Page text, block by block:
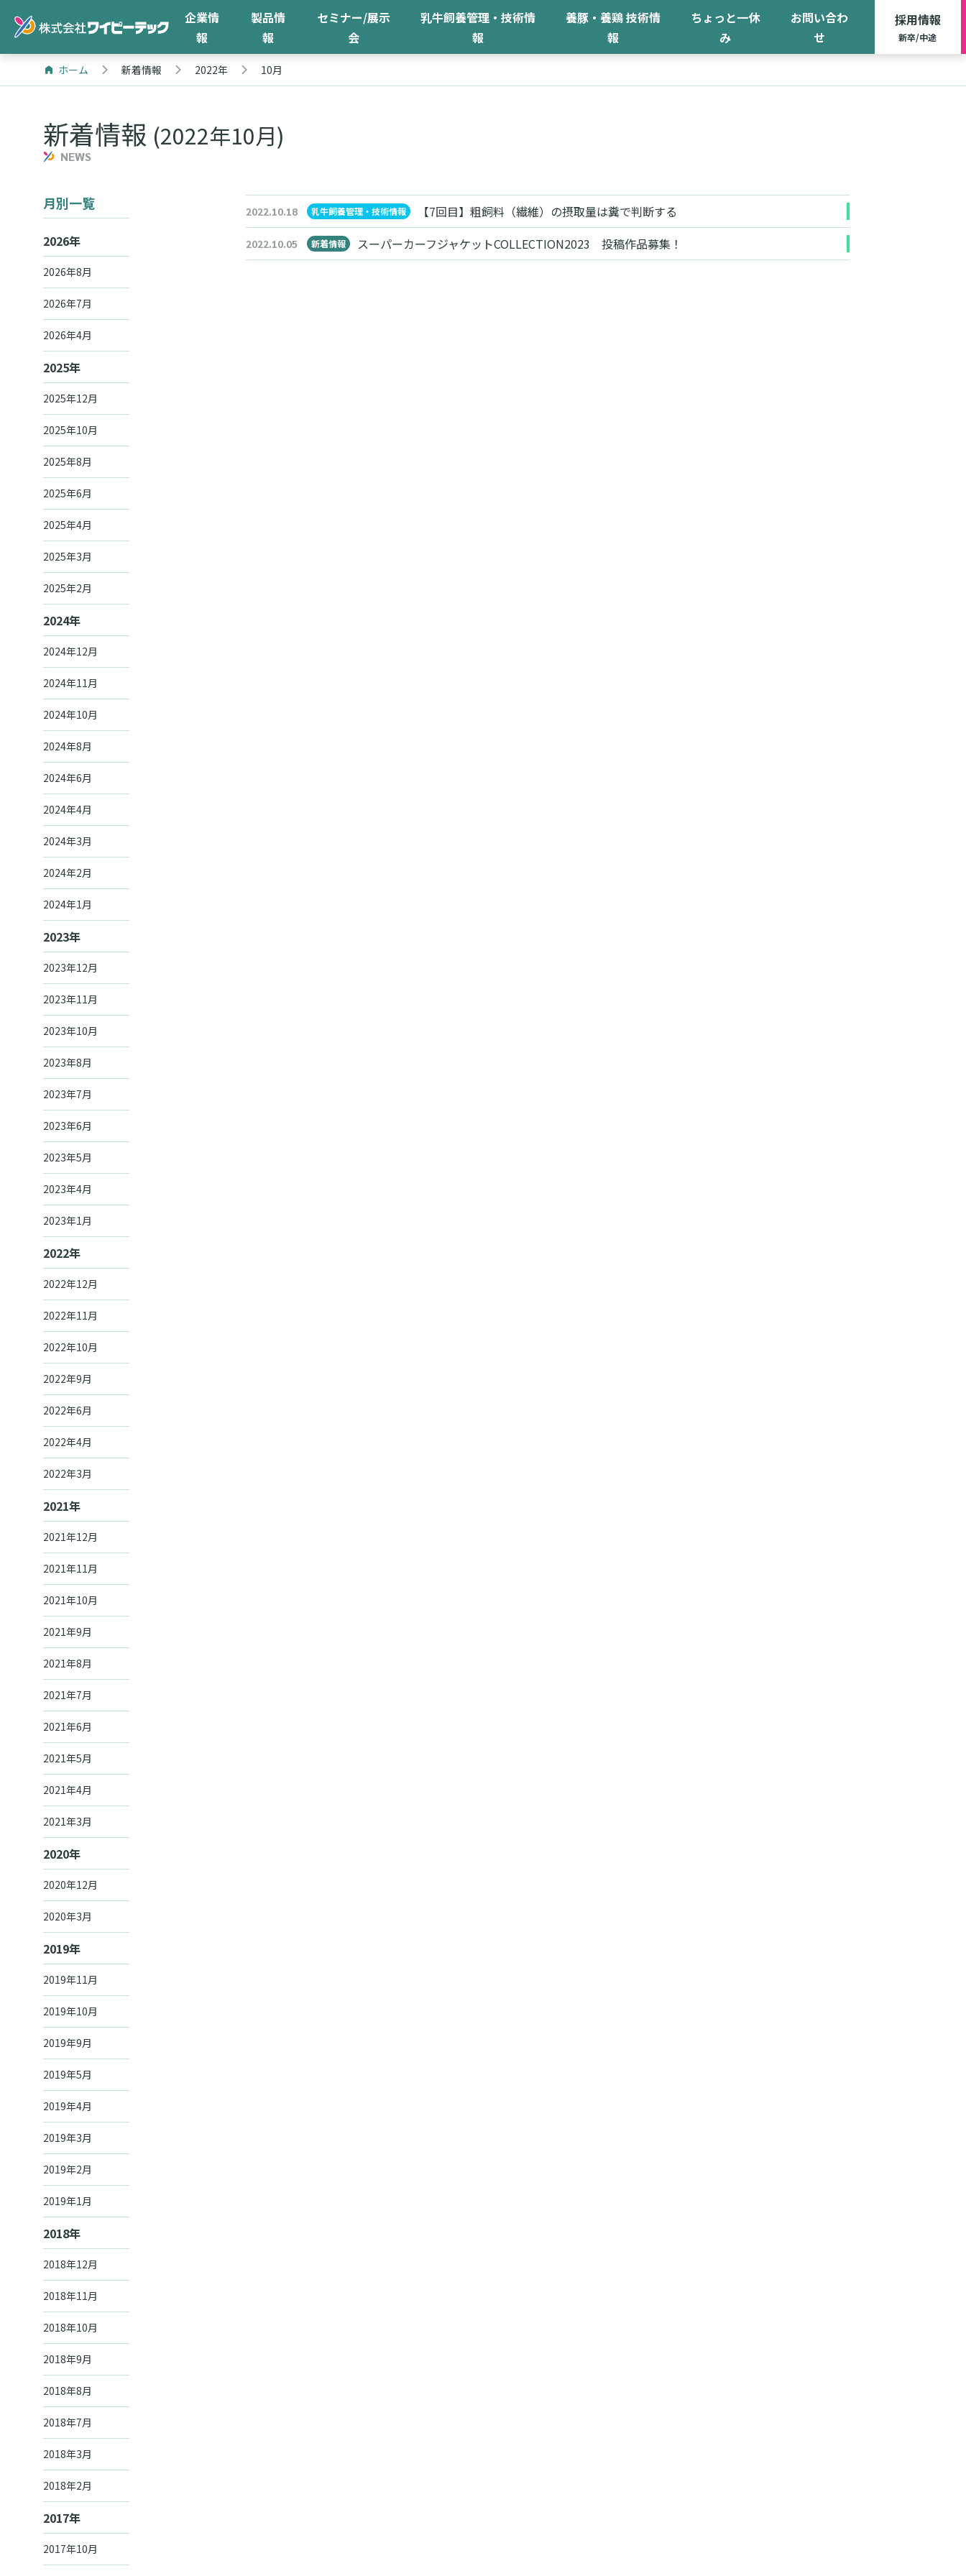
企業情
報
製品情
報
セミナー/展示
会
乳牛飼養管理・技術情
報
養豚・養鶏 技術情
報
ちょっと一休
み
お問い合わ
せ
採用情報
新卒/中途
ホーム 新着情報 2022年 10月
新着情報 (2022年10月)
NEWS
2022.10.18 乳牛飼養管理・技術情報 【7回目】粗飼料（繊維）の摂取量は糞で判断する
2022.10.05 新着情報 スーパーカーフジャケットCOLLECTION2023 投稿作品募集！
月別一覧
2026年
2026年8月
2026年7月
2026年4月
2025年
2025年12月
2025年10月
2025年8月
2025年6月
2025年4月
2025年3月
2025年2月
2024年
2024年12月
2024年11月
2024年10月
2024年8月
2024年6月
2024年4月
2024年3月
2024年2月
2024年1月
2023年
2023年12月
2023年11月
2023年10月
2023年8月
2023年7月
2023年6月
2023年5月
2023年4月
2023年1月
2022年
2022年12月
2022年11月
2022年10月
2022年9月
2022年6月
2022年4月
2022年3月
2021年
2021年12月
2021年11月
2021年10月
2021年9月
2021年8月
2021年7月
2021年6月
2021年5月
2021年4月
2021年3月
2020年
2020年12月
2020年3月
2019年
2019年11月
2019年10月
2019年9月
2019年5月
2019年4月
2019年3月
2019年2月
2019年1月
2018年
2018年12月
2018年11月
2018年10月
2018年9月
2018年8月
2018年7月
2018年3月
2018年2月
2017年
2017年10月